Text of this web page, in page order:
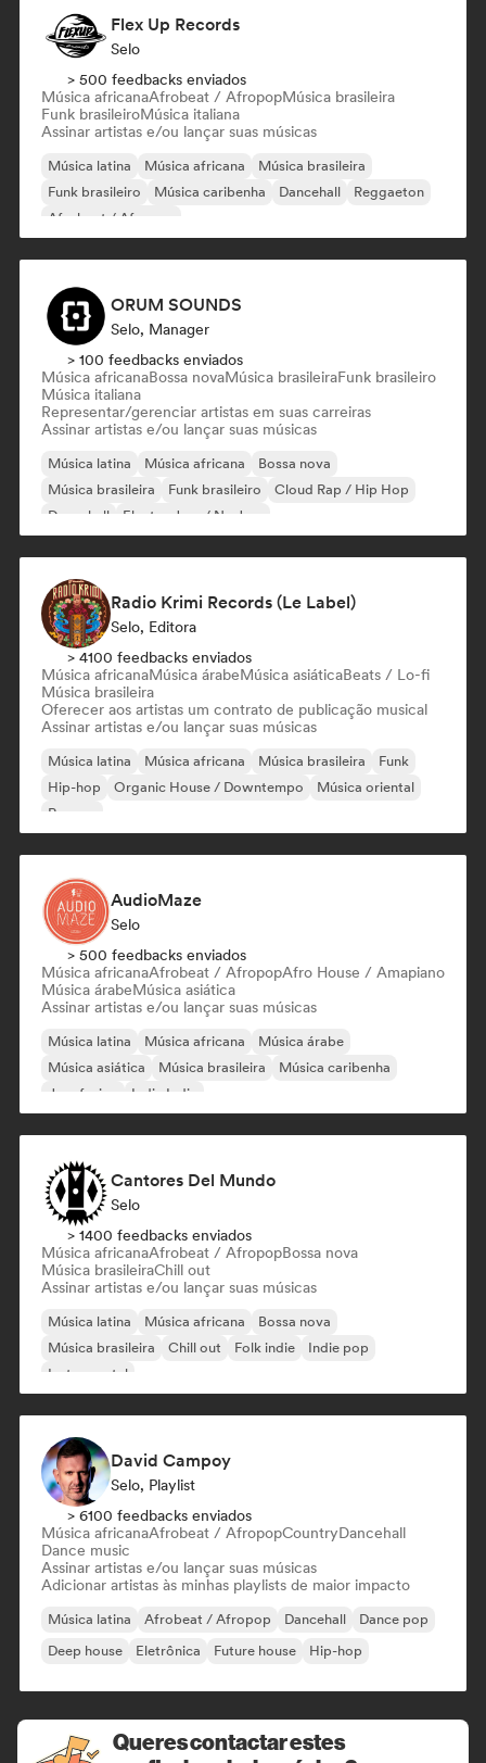
Flex Up Records
Selo
> 500 feedbacks enviados
Música africanaAfrobeat / AfropopMúsica brasileira
Funk brasileiroMúsica italiana
Assinar artistas e/ou lançar suas músicas
Música latina Música africana
Música brasileira
Funk brasileiro
Música caribenha Dancehall
Reggaeton
Afrobeat / Afropop
ORUM SOUNDS
Selo, Manager
> 100 feedbacks enviados
Música africanaBossa novaMúsica brasileiraFunk brasileiro
Música italiana
Representar/gerenciar artistas em suas carreiras
Assinar artistas e/ou lançar suas músicas
Música latina Música africana
Bossa nova
Música brasileira
Funk brasileiro
Cloud Rap / Hip Hop
Dancehall
Electro Jazz / Nu Jazz
Radio Krimi Records (Le Label)
Selo, Editora
> 4100 feedbacks enviados
Música africanaMúsica árabeMúsica asiáticaBeats / Lo-fi
Música brasileira
Oferecer aos artistas um contrato de publicação musical
Assinar artistas e/ou lançar suas músicas
Música latina Música africana Música brasileira
Funk
Hip-hop
Organic House / Downtempo
Música oriental
Reggae
AudioMaze
Selo
> 500 feedbacks enviados
Música africanaAfrobeat / AfropopAfro House / Amapiano
Música árabeMúsica asiática
Assinar artistas e/ou lançar suas músicas
Música latina Música africana
Música árabe
Música asiática
Música brasileira
Música caribenha
Jazz fusion
Indie India
Cantores Del Mundo
Selo
> 1400 feedbacks enviados
Música africanaAfrobeat / AfropopBossa nova
Música brasileiraChill out
Assinar artistas e/ou lançar suas músicas
Música latina Música africana
Bossa nova
Música brasileira
Chill out Folk indie
Indie pop
Instrumental
David Campoy
Selo, Playlist
> 6100 feedbacks enviados
Música africanaAfrobeat / AfropopCountryDancehall
Dance music
Assinar artistas e/ou lançar suas músicas
Adicionar artistas às minhas playlists de maior impacto
Música latina Afrobeat / Afropop Dancehall
Dance pop
Deep house
Eletrônica Future house Hip-hop
Queres contactar estes